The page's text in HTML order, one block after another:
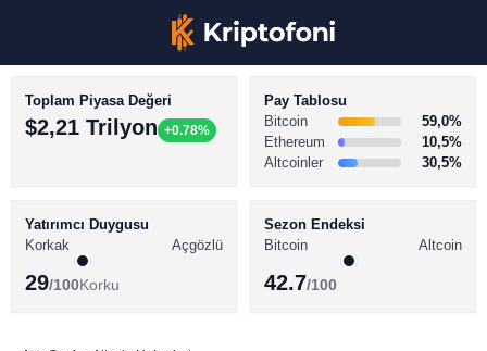
BİTCOİN HABERLERİ
ALTCOİN HABERLERİ
Toplam Piyasa Değeri
$2,21 Trilyon +0.78%
Pay Tablosu
Bitcoin
59,0%
Ethereum
10,5%
Altcoinler
30,5%
Yatırımcı Duygusu
Korkak
Açgözlü
29/100Korku
Sezon Endeksi
Bitcoin
Altcoin
42.7/100